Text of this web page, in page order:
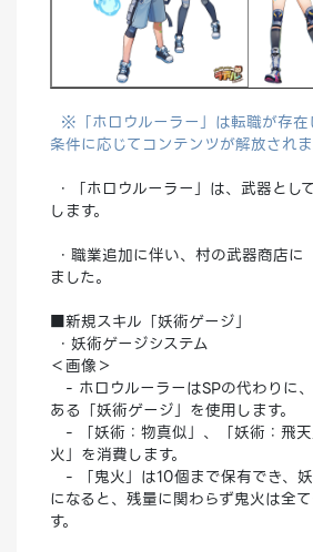
※「ホロウルーラー」は転職が存在
条件に応じてコンテンツが解放されま
・「ホロウルーラー」は、武器とし
します。
・職業追加に伴い、村の武器商店に
ました。
■新規スキル「妖術ゲージ」
・妖術ゲージシステム
＜画像＞
- ホロウルーラーはSPの代わりに
ある「妖術ゲージ」を使用します。
- 「妖術：物真似」、「妖術：飛
火」を消費します。
- 「鬼火」は10個まで保有でき、
になると、残量に関わらず鬼火は全
す。